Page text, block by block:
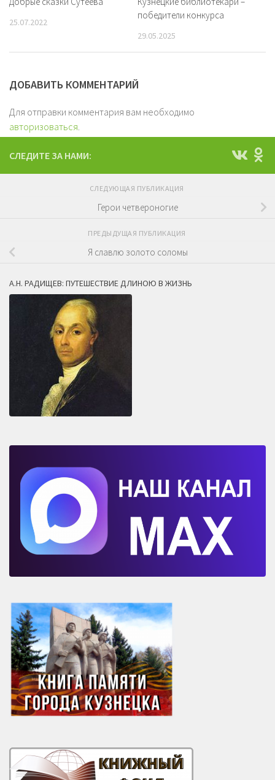
25.07.2022
победители конкурса
29.05.2025
ДОБАВИТЬ КОММЕНТАРИЙ
Для отправки комментария вам необходимо
авторизоваться.
СЛЕДИТЕ ЗА НАМИ:
СЛЕДУЮЩАЯ ПУБЛИКАЦИЯ
Герои четвероногие
ПРЕДЫДУЩАЯ ПУБЛИКАЦИЯ
Я славлю золото соломы
А.Н. РАДИЩЕВ: ПУТЕШЕСТВИЕ ДЛИНОЮ В ЖИЗНЬ